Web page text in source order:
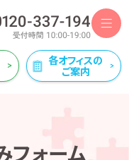
各オフィスの
ご案内
フォーム